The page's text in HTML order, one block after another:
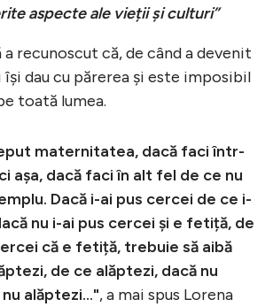
aspecte ale vieții și culturi”
a recunoscut că, de când a devenit
își dau cu părerea și este imposibil
toată lumea.
maternitatea, dacă faci într-
așa, dacă faci în alt fel de ce nu
Dacă i-ai pus cercei de ce i-
nu i-ai pus cercei și e fetiță, de
că e fetiță, trebuie să aibă
de ce alăptezi, dacă nu
alăptezi...", a mai spus Lorena